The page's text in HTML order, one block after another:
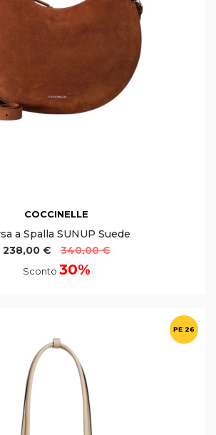
COCCINELLE
a Spalla SUNUP Suede
238,00 €
340,00 €
Sconto 30%
PE 26